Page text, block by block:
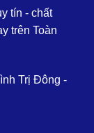
tín - chất
trên Toàn
Trị Đông -